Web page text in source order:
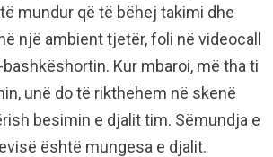
mundur që të bëhej takimi dhe
një ambient tjetër, foli në videocall
Kur mbaroi, më tha ti
unë do të rikthehem në skenë
besimin e djalit tim. Sëmundja e
është mungesa e djalit.